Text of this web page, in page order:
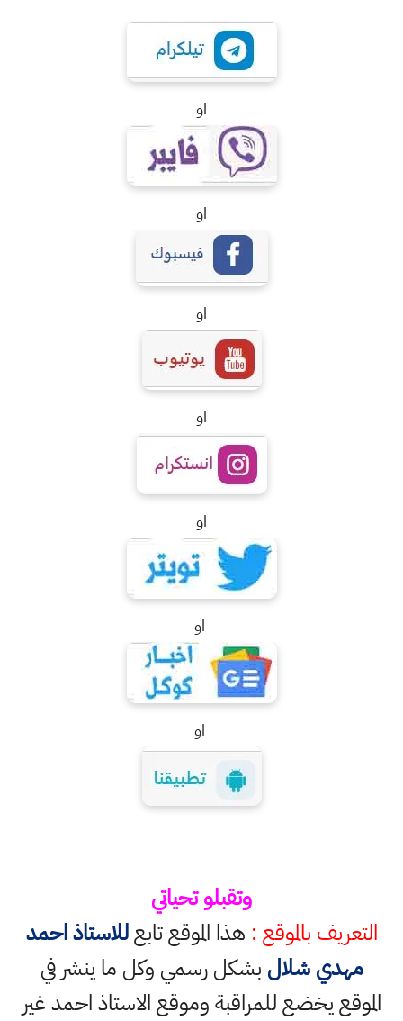
او
او
او
او
او
او
او
وتقبلو تحياتي
التعريف بالموقع : هذا الموقع تابعللاستاذ احمد
مهدي شلال بشكل رسمي وكل ما ينشر في
الموقع يخضع للمراقبة وموقع الاستاذ احمد غير